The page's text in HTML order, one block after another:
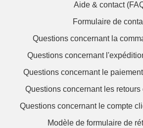
Aide & contact
Formulaire de
Questions concernant la
Questions concernant
Questions concernant le
Questions concernant les
Questions concernant le compte
Modèle de formulaire de